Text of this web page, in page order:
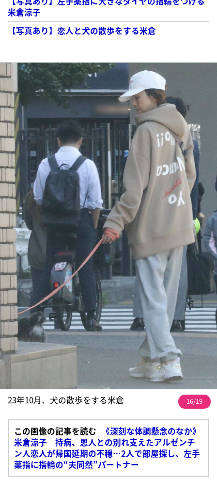
米倉涼子
【写真あり】恋人と犬の散歩をする米倉
23年10月、犬の散歩をする米倉 16/19
この画像の記事を読む
《深刻な体調懸念のなか》
米倉涼子 持病、恩人との別れ支えたアルゼンチ
ン人恋人が帰国延期の不穏…2人で部屋探し、左手
薬指に指輪の“夫同然”パートナー